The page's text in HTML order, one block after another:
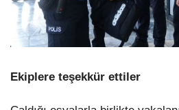
Ekiplere teşekkür ettiler